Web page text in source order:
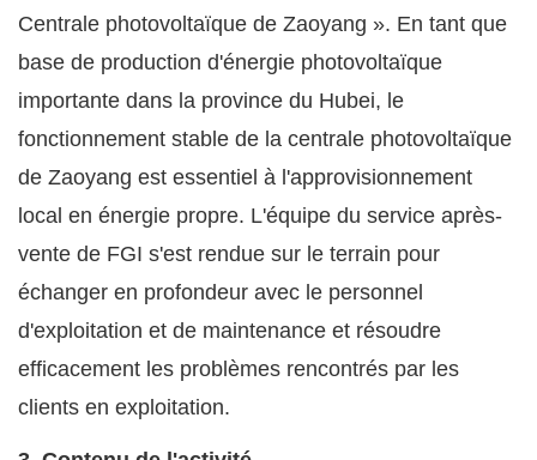
Centrale photovoltaïque de Zaoyang ». En tant que
base de production d'énergie photovoltaïque
importante dans la province du Hubei, le
fonctionnement stable de la centrale photovoltaïque
de Zaoyang est essentiel à l'approvisionnement
local en énergie propre. L'équipe du service après-
vente de FGI s'est rendue sur le terrain pour
échanger en profondeur avec le personnel
d'exploitation et de maintenance et résoudre
efficacement les problèmes rencontrés par les
clients en exploitation.